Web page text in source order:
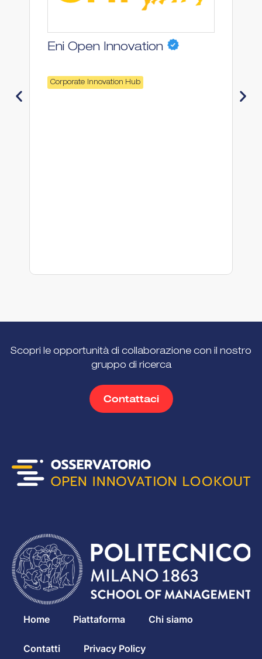
Eni Open Innovation
Corporate Innovation Hub
Scopri le opportunità di collaborazione con il nostro
gruppo di ricerca
Contattaci
Home Piattaforma Chi siamo
Contatti Privacy Policy